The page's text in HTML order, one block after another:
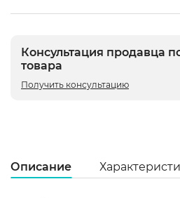
Консультация продавца
товара
Получить консультацию
Описание